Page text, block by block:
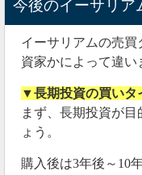
今後のイーサリア
イーサリアムの売
資家かによって違い
▼長期投資の買いタ
まず、長期投資が
ょう。
購入後は3年後～10